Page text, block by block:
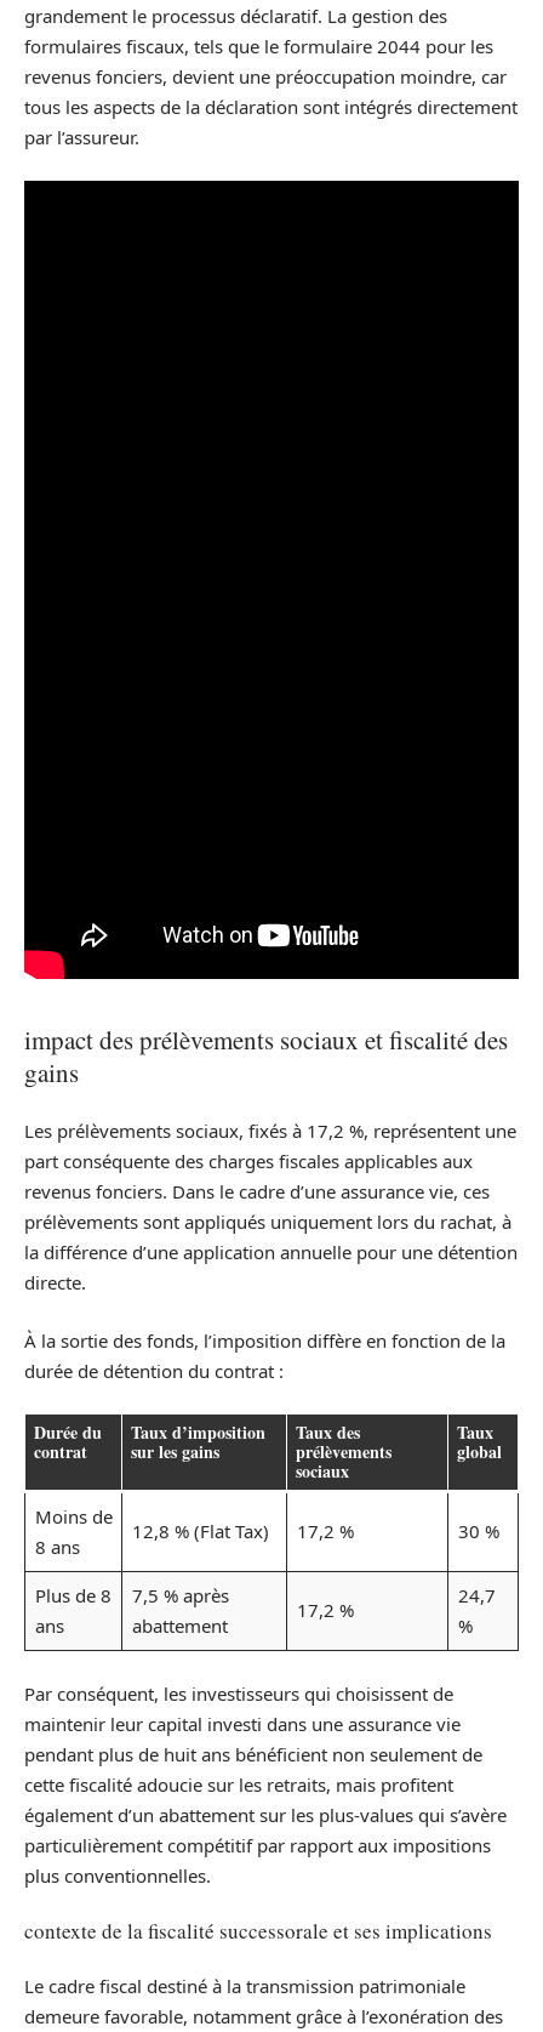
grandement le processus déclaratif. La gestion des
formulaires fiscaux, tels que le formulaire 2044 pour les
revenus fonciers, devient une préoccupation moindre, car
tous les aspects de la déclaration sont intégrés directement
par l’assureur.
impact des prélèvements sociaux et fiscalité des
gains
Les prélèvements sociaux, fixés à 17,2 %, représentent une
part conséquente des charges fiscales applicables aux
revenus fonciers. Dans le cadre d’une assurance vie, ces
prélèvements sont appliqués uniquement lors du rachat, à
la différence d’une application annuelle pour une détention
directe.
À la sortie des fonds, l’imposition diffère en fonction de la
durée de détention du contrat :
Durée du
contrat
Taux d’imposition
sur les gains
Taux des
prélèvements
sociaux
Taux
global
Moins de
8 ans
12,8 % (Flat Tax) 17,2 % 30 %
Plus de 8
ans
7,5 % après
abattement
17,2 %
24,7
%
Par conséquent, les investisseurs qui choisissent de
maintenir leur capital investi dans une assurance vie
pendant plus de huit ans bénéficient non seulement de
cette fiscalité adoucie sur les retraits, mais profitent
également d’un abattement sur les plus-values qui s’avère
particulièrement compétitif par rapport aux impositions
plus conventionnelles.
contexte de la fiscalité successorale et ses implications
Le cadre fiscal destiné à la transmission patrimoniale
demeure favorable, notamment grâce à l’exonération des